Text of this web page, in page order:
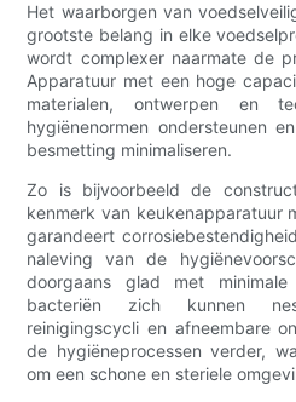
Het waarborgen van
grootste belang in elke
wordt complexer naarmate de
Apparatuur met een hoge
materialen, ontwerpen en
hygiënenormen ondersteunen
besmetting minimaliseren.
Zo is bijvoorbeeld de
kenmerk van keukenapparatuur
garandeert
naleving van de
doorgaans glad met
bacteriën zich kunnen
reinigingscycli en afneembare
de hygiëneprocessen verder,
om een ​​schone en steriele